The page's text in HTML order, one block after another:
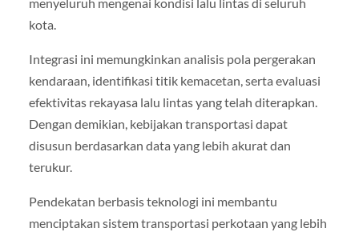
kota.
Integrasi ini memungkinkan analisis pola pergerakan
kendaraan, identifikasi titik kemacetan, serta evaluasi
efektivitas rekayasa lalu lintas yang telah diterapkan.
Dengan demikian, kebijakan transportasi dapat
disusun berdasarkan data yang lebih akurat dan
terukur.
Pendekatan berbasis teknologi ini membantu
menciptakan sistem transportasi perkotaan yang lebih